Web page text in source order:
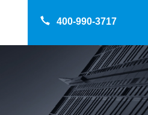
400-990-3717